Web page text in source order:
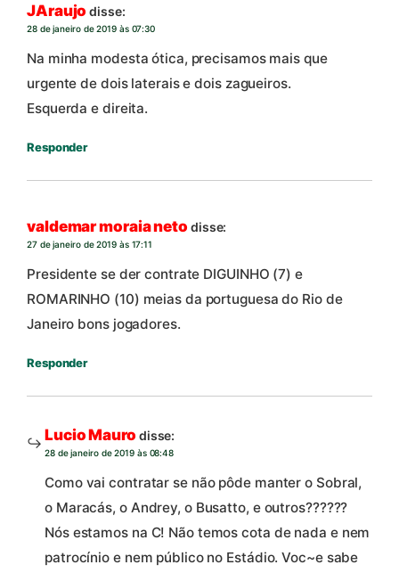
JAraujo disse:
28 de janeiro de 2019 às 07:30
Na minha modesta ótica, precisamos mais que
urgente de dois laterais e dois zagueiros.
Esquerda e direita.
Responder
valdemar moraia neto disse:
27 de janeiro de 2019 às 17:11
Presidente se der contrate DIGUINHO (7) e
ROMARINHO (10) meias da portuguesa do Rio de
Janeiro bons jogadores.
Responder
Lucio Mauro disse:
28 de janeiro de 2019 às 08:48
Como vai contratar se não pôde manter o Sobral,
o Maracás, o Andrey, o Busatto, e outros??????
Nós estamos na C! Não temos cota de nada e nem
patrocínio e nem público no Estádio. Voc~e sabe